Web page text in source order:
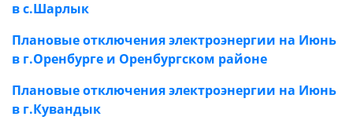
в с.Шарлык
Плановые отключения электроэнергии на Июнь
в г.Оренбурге и Оренбургском районе
Плановые отключения электроэнергии на Июнь
в г.Кувандык